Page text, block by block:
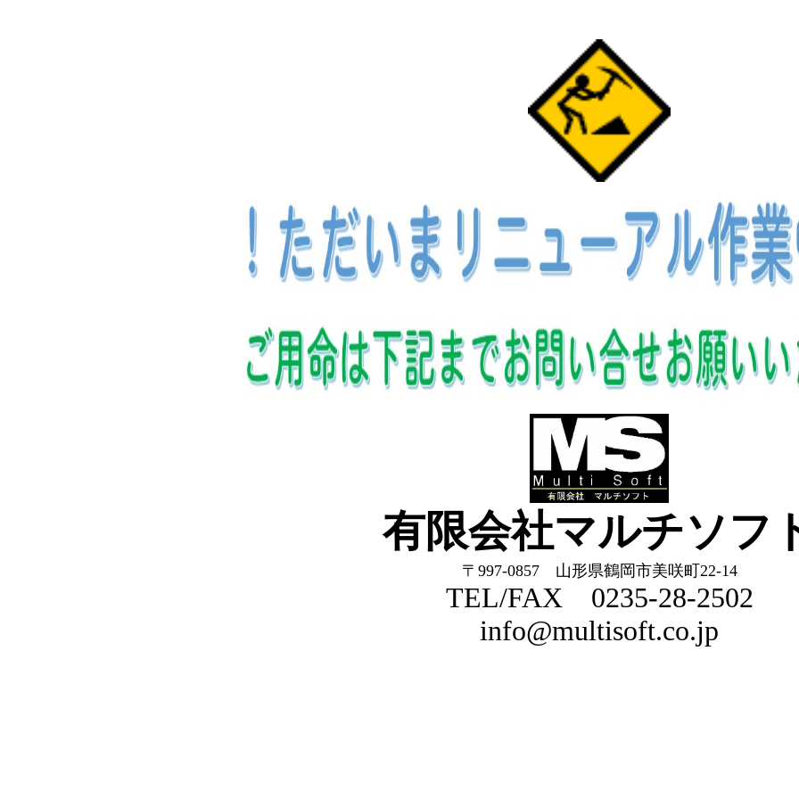
有限会社マルチソフ
〒997-0857 山形県鶴岡市美咲町22-14
TEL/FAX 0235-28-2502
info@multisoft.co.jp